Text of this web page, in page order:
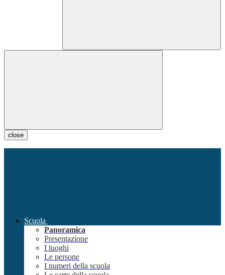
close
Scuola
Panoramica
Presentazione
I luoghi
Le persone
I numeri della scuola